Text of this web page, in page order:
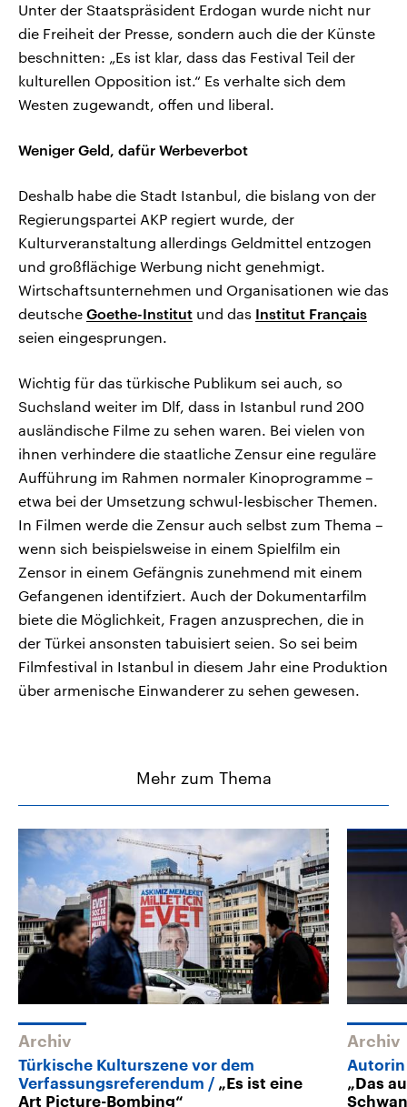
Unter der Staatspräsident Erdogan wurde nicht nur
die Freiheit der Presse, sondern auch die der Künste
beschnitten: „Es ist klar, dass das Festival Teil der
kulturellen Opposition ist.“ Es verhalte sich dem
Westen zugewandt, offen und liberal.
Weniger Geld, dafür Werbeverbot
Deshalb habe die Stadt Istanbul, die bislang von der
Regierungspartei AKP regiert wurde, der
Kulturveranstaltung allerdings Geldmittel entzogen
und großflächige Werbung nicht genehmigt.
Wirtschaftsunternehmen und Organisationen wie das
deutsche Goethe-Institut und das Institut Français
seien eingesprungen.
Wichtig für das türkische Publikum sei auch, so
Suchsland weiter im Dlf, dass in Istanbul rund 200
ausländische Filme zu sehen waren. Bei vielen von
ihnen verhindere die staatliche Zensur eine reguläre
Aufführung im Rahmen normaler Kinoprogramme –
etwa bei der Umsetzung schwul-lesbischer Themen.
In Filmen werde die Zensur auch selbst zum Thema –
wenn sich beispielsweise in einem Spielfilm ein
Zensor in einem Gefängnis zunehmend mit einem
Gefangenen identifziert. Auch der Dokumentarfilm
biete die Möglichkeit, Fragen anzusprechen, die in
der Türkei ansonsten tabuisiert seien. So sei beim
Filmfestival in Istanbul in diesem Jahr eine Produktion
über armenische Einwanderer zu sehen gewesen.
Mehr zum Thema
Archiv
Türkische Kulturszene vor dem
Verfassungsreferendum
„Es ist eine
Art Picture-Bombing“
Archiv
Autorin
„Das